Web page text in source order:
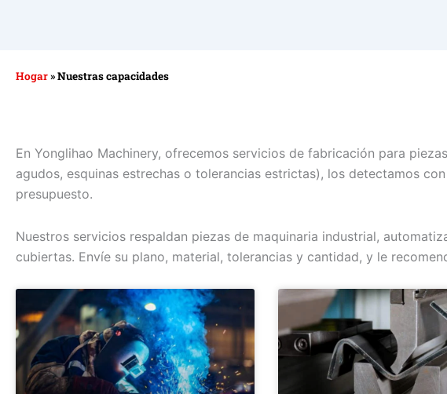
Hogar»Nuestras capacidades
En Yonglihao Machinery, ofrecemos servicios de fabricación para
agudos, esquinas estrechas o tolerancias estrictas), los detectamos
presupuesto.
Nuestros servicios respaldan piezas de maquinaria industrial,
cubiertas. Envíe su plano, material, tolerancias y cantidad, y le